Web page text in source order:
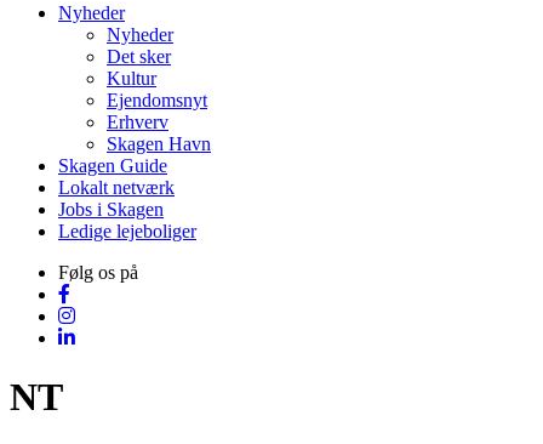
Nyheder
Nyheder
Det sker
Kultur
Ejendomsnyt
Erhverv
Skagen Havn
Skagen Guide
Lokalt netværk
Jobs i Skagen
Ledige lejeboliger
Følg os på
NT